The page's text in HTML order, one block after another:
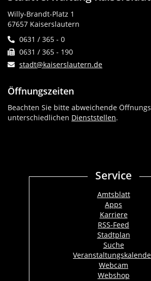
Willy-Brandt-Platz 1
67657 Kaiserslautern
0631 / 365 - 0
0631 / 365 - 190
stadt@kaiserslautern.de
Öffnungszeiten
Beachten Sie bitte abweichende
unterschiedlichen Dienststellen.
Service
Amtsblatt
Apps
Karriere
RSS-Feed
Stadtplan
Suche
Webcam
Webshop